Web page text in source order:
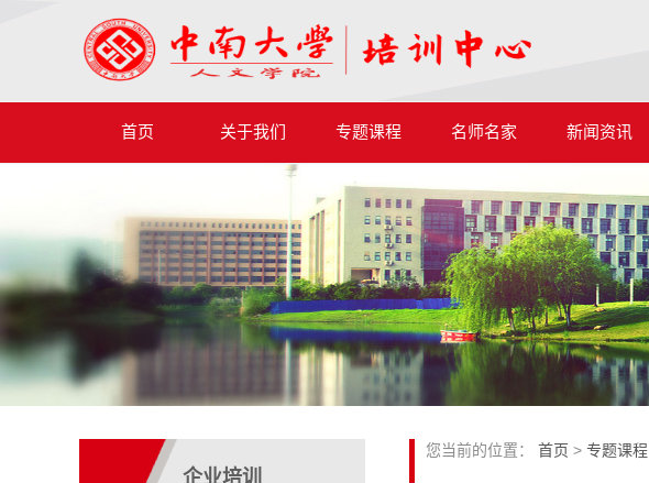
首页 关于我们 专题课程 名师名家 新闻资讯
企业培训
您当前的位置： 首页 > 专题课程